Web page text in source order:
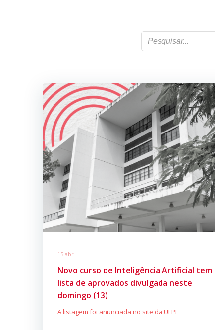
15 abr
Novo curso de Inteligência Artificial tem
lista de aprovados divulgada neste
domingo (13)
A listagem foi anunciada no site da UFPE